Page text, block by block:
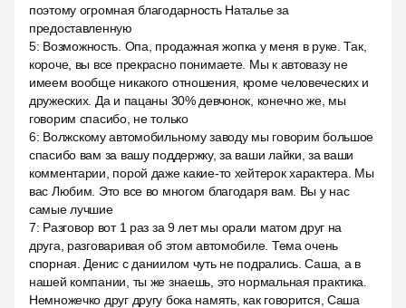
поэтому огромная благодарность Наталье за
предоставленную
5: Возможность. Опа, продажная жопка у меня в руке. Так,
короче, вы все прекрасно понимаете. Мы к автовазу не
имеем вообще никакого отношения, кроме человеческих и
дружеских. Да и пацаны 30% девчонок, конечно же, мы
говорим спасибо, не только
6: Волжскому автомобильному заводу мы говорим большое
спасибо вам за вашу поддержку, за ваши лайки, за ваши
комментарии, порой даже какие-то хейтерок характера. Мы
вас Любим. Это все во многом благодаря вам. Вы у нас
самые лучшие
7: Разговор вот 1 раз за 9 лет мы орали матом друг на
друга, разговаривая об этом автомобиле. Тема очень
спорная. Денис с даниилом чуть не подрались. Саша, а в
нашей компании, ты же знаешь, это нормальная практика.
Немножечко друг другу бока намять, как говорится, Саша